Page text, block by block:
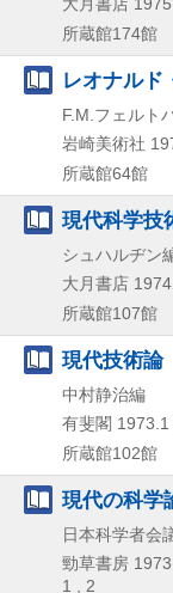
所蔵館174館
レオナルド
F.M.フェルト
岩崎美術社
所蔵館64館
現代科学技
シュハルヂン
大月書店
所蔵館107館
現代技術論
中村静治編
有斐閣 1973.1
所蔵館102館
現代の科学
日本科学者会
勁草書房 1973
1 , 2